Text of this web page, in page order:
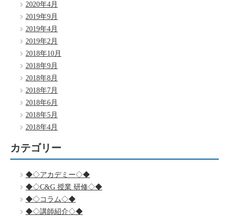
2020年4月
2019年9月
2019年4月
2019年2月
2018年10月
2018年9月
2018年8月
2018年7月
2018年6月
2018年5月
2018年4月
カテゴリー
◆◇アカデミー◇◆
◆◇C&G 授業 研修◇◆
◆◇コラム◇◆
◆◇講師紹介◇◆